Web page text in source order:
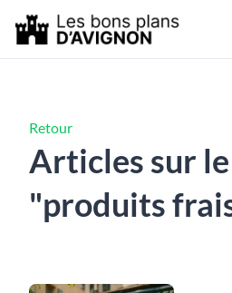
Retour
Articles sur
"produits